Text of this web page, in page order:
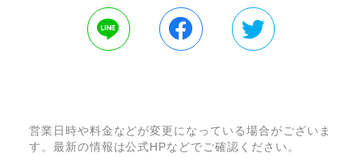
営業日時や料金などが変更になっている場合がございま
す。最新の情報は公式HPなどでご確認ください。